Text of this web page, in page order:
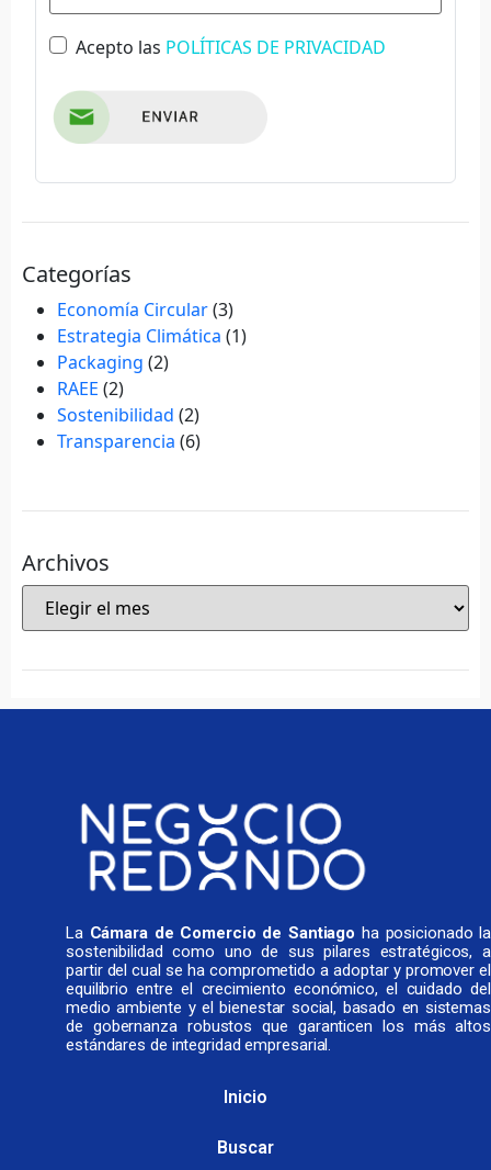
Acepto las POLÍTICAS DE PRIVACIDAD
Categorías
Economía Circular(3)
Estrategia Climática (1)
Packaging (2)
RAEE (2)
Sostenibilidad (2)
Transparencia (6)
Archivos
La Cámara de Comercio de Santiago ha posicionado la
sostenibilidad como uno de sus pilares estratégicos, a
partir del cual se ha comprometido a adoptar y promover el
equilibrio entre el crecimiento económico, el cuidado del
medio ambiente y el bienestar social, basado en sistemas
de gobernanza robustos que garanticen los más altos
estándares de integridad empresarial.
Inicio
Buscar